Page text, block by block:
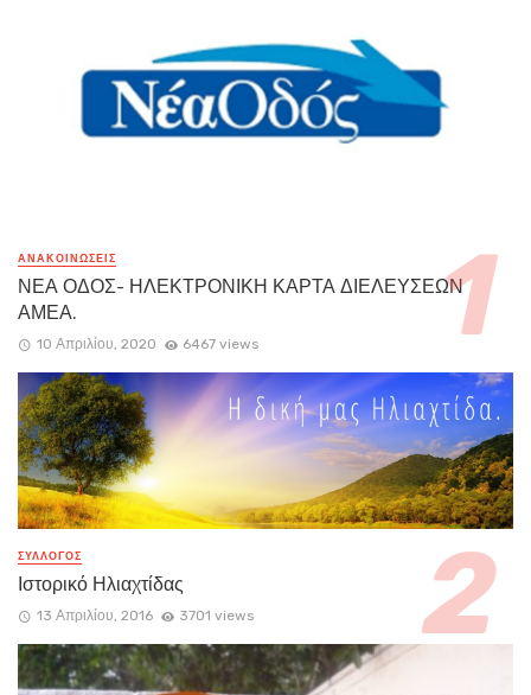
ΑΝΑΚΟΙΝΏΣΕΙΣ
ΝΕΑ ΟΔΟΣ- ΗΛΕΚΤΡΟΝΙΚΗ ΚΑΡΤΑ ΔΙΕΛΕΥΣΕΩΝ
ΑΜΕΑ.
10 Απριλίου, 2020 6467 views
ΣΥΛΛΟΓΟΣ
Ιστορικό Ηλιαχτίδας
13 Απριλίου, 2016 3701 views